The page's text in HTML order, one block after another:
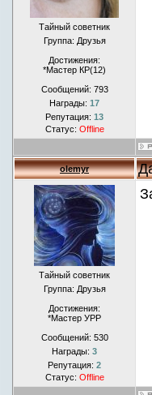
Тайный советник
Группа: Друзья
Достижения:
*Мастер КР(12)
Сообщений: 793
Награды: 17
Репутация: 13
Статус: Offline
olemyr
Тайный советник
Группа: Друзья
Достижения:
*Мастер УРР
Сообщений: 530
Награды: 3
Репутация: 2
Статус: Offline